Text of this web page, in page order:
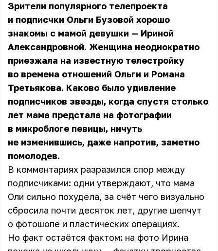
Зрители популярного телепроекта
и подписчки Ольги Бузовой хорошо
знакомы с мамой девушки — Ириной
Александровной. Женщина неоднократно
приезжала на известную телестройку
во времена отношений Ольги и Романа
Третьякова. Каково было удивление
подписчиков звезды, когда спустя столько
лет мама предстала на фотографии
в микроблоге певицы, ничуть
не изменившись, даже напротив, заметно
помолодев.
В комментариях разразился спор между
подписчиками: одни утверждают, что мама
Оли сильно похудела, за счёт чего визуально
сбросила почти десяток лет, другие шепчут
о фотошопе и пластических операциях.
Но факт остаётся фактом: на фото Ирина